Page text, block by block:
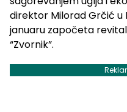
direktor Milorad Grčić u
januaru započeta
“Zvornik”.